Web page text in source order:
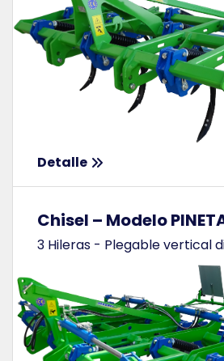
Detalle
Chisel – Modelo
3 Hileras - Plegable vertical